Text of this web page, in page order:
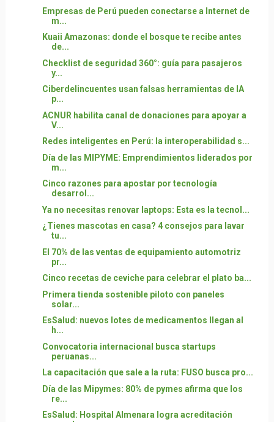
Empresas de Perú pueden conectarse a Internet de
m...
Kuaii Amazonas: donde el bosque te recibe antes
de...
Checklist de seguridad 360°: guía para pasajeros
y...
Ciberdelincuentes usan falsas herramientas de IA
p...
ACNUR habilita canal de donaciones para apoyar a
V...
Redes inteligentes en Perú: la interoperabilidad s...
Día de las MIPYME: Emprendimientos liderados por
m...
Cinco razones para apostar por tecnología
desarrol...
Ya no necesitas renovar laptops: Esta es la tecnol...
¿Tienes mascotas en casa? 4 consejos para lavar
tu...
El 70% de las ventas de equipamiento automotriz
pr...
Cinco recetas de ceviche para celebrar el plato ba...
Primera tienda sostenible piloto con paneles
solar...
EsSalud: nuevos lotes de medicamentos llegan al
h...
Convocatoria internacional busca startups
peruanas...
La capacitación que sale a la ruta: FUSO busca pro...
Día de las Mipymes: 80% de pymes afirma que los
re...
EsSalud: Hospital Almenara logra acreditación